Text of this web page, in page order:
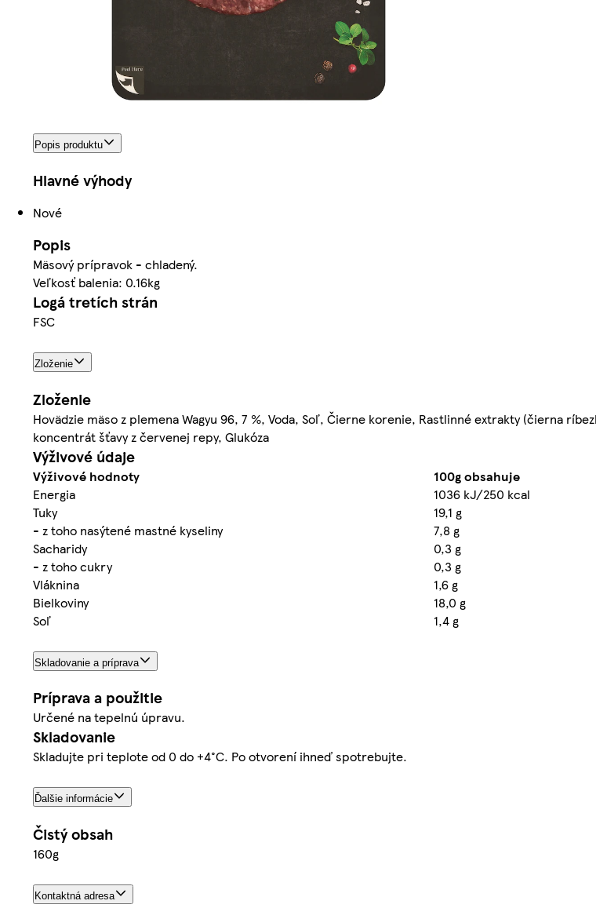
Popis produktu
Hlavné výhody
Nové
Popis
Mäsový prípravok - chladený.
Veľkosť balenia: 0.16kg
Logá tretích strán
FSC
Zloženie
Zloženie
Hovädzie mäso z plemena Wagyu 96, 7 %, Voda, Soľ, Čierne korenie, Rastlinné extrakty (čierna
koncentrát šťavy z červenej repy, Glukóza
Výživové údaje
Výživové hodnoty
100g obsahuje
Energia
1036 kJ/250 kcal
Tuky
19,1 g
- z toho nasýtené mastné kyseliny
7,8 g
Sacharidy
0,3 g
- z toho cukry
0,3 g
Vláknina
1,6 g
Bielkoviny
18,0 g
Soľ
1,4 g
Skladovanie a príprava
Príprava a použitie
Určené na tepelnú úpravu.
Skladovanie
Skladujte pri teplote od 0 do +4°C. Po otvorení ihneď spotrebujte.
Ďalšie informácie
Čistý obsah
160g
Kontaktná adresa